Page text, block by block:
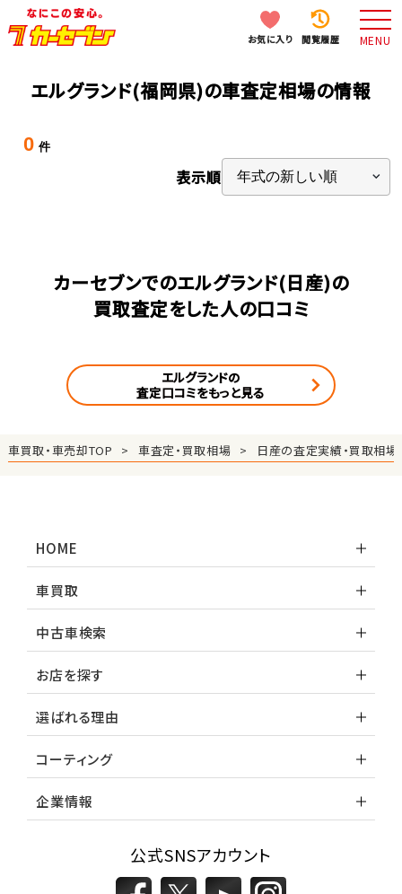
お気に入り 閲覧履歴 MENU
エルグランド(福岡県)の車査定相場の情報
0 件
表示順
カーセブンでのエルグランド(日産)の
買取査定をした人の口コミ
エルグランドの
査定口コミをもっと見る
車買取・車売却TOP 車査定・買取相場 日産の査定実績・買取相場
HOME
車買取
中古車検索
お店を探す
選ばれる理由
コーティング
企業情報
公式SNSアカウント